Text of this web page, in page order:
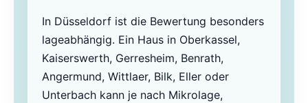
In Düsseldorf ist die Bewertung besonders
lageabhängig. Ein Haus in Oberkassel,
Kaiserswerth, Gerresheim, Benrath,
Angermund, Wittlaer, Bilk, Eller oder
Unterbach kann je nach Mikrolage,